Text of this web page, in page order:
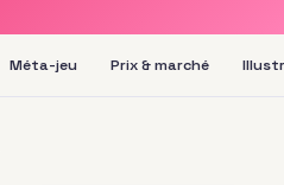
Méta-jeu Prix & marché